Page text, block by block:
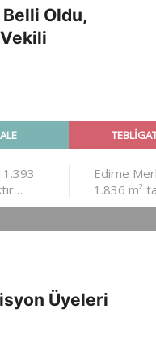
Oldu,
Üyeleri